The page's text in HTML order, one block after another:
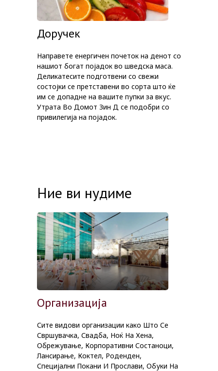
Доручек
Направете енергичен почеток на денот со
нашиот богат појадок во шведска маса.
Деликатесите подготвени со свежи
состојки се претставени во сорта што ќе
им се допадне на вашите пупки за вкус.
Утрата Во Домот Зин Д се подобри со
привилегија на појадок.
Ние ви нудиме
Организација
Сите видови организации како Што Се
Свршувачка, Свадба, Ноќ На Хена,
Обрежување, Корпоративни Состаноци,
Лансирање, Коктел, Роденден,
Специјални Покани И Прослави, Обуки На